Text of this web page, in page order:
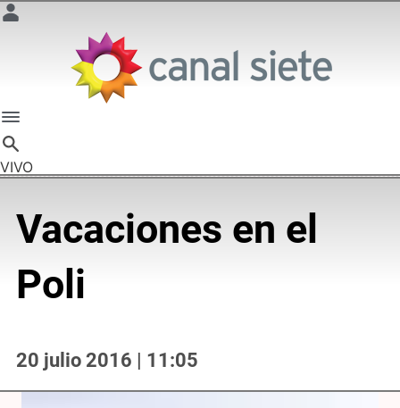
VIVO
Vacaciones en el
Poli
20 julio 2016 | 11:05